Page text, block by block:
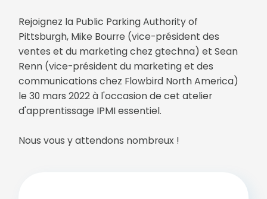
Rejoignez la Public Parking Authority of
Pittsburgh, Mike Bourre (vice-président des
ventes et du marketing chez gtechna) et Sean
Renn (vice-président du marketing et des
communications chez Flowbird North America)
le 30 mars 2022 à l'occasion de cet atelier
d'apprentissage IPMI essentiel.
Nous vous y attendons nombreux !